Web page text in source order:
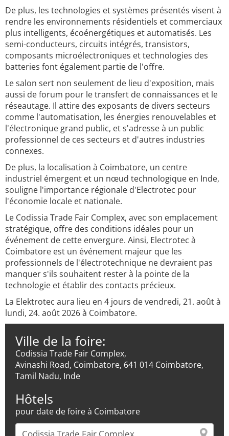
De plus, les technologies et systèmes présentés visent à
rendre les environnements résidentiels et commerciaux
plus intelligents, écoénergétiques et automatisés. Les
semi-conducteurs, circuits intégrés, transistors,
composants microélectroniques et technologies des
batteries font également partie de l'offre.
Le salon sert non seulement de lieu d'exposition, mais
aussi de forum pour le transfert de connaissances et le
réseautage. Il attire des exposants de divers secteurs
comme l'automatisation, les énergies renouvelables et
l'électronique grand public, et s'adresse à un public
professionnel de ces secteurs et d'autres industries
connexes.
De plus, la localisation à Coimbatore, un centre
industriel émergent et un nœud technologique en Inde,
souligne l'importance régionale d'Electrotec pour
l'économie locale et nationale.
Le Codissia Trade Fair Complex, avec son emplacement
stratégique, offre des conditions idéales pour un
événement de cette envergure. Ainsi, Electrotec à
Coimbatore est un événement majeur que les
professionnels de l'électrotechnique ne devraient pas
manquer s'ils souhaitent rester à la pointe de la
technologie et établir des contacts précieux.
La Elektrotec aura lieu en 4 jours de vendredi, 21. août à
lundi, 24. août 2026 à Coimbatore.
Ville de la foire:
Codissia Trade Fair Complex,
Avinashi Road, Coimbatore, 641 014 Coimbatore,
Tamil Nadu, Inde
Hôtels
pour date de foire à Coimbatore